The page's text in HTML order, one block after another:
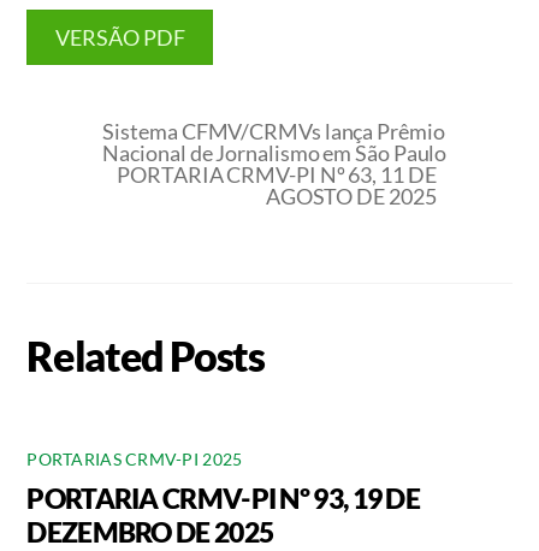
VERSÃO PDF
Sistema CFMV/CRMVs lança Prêmio
Nacional de Jornalismo em São Paulo
PORTARIA CRMV-PI Nº 63, 11 DE
AGOSTO DE 2025
Related Posts
PORTARIAS CRMV-PI 2025
PORTARIA CRMV-PI Nº 93, 19 DE
DEZEMBRO DE 2025